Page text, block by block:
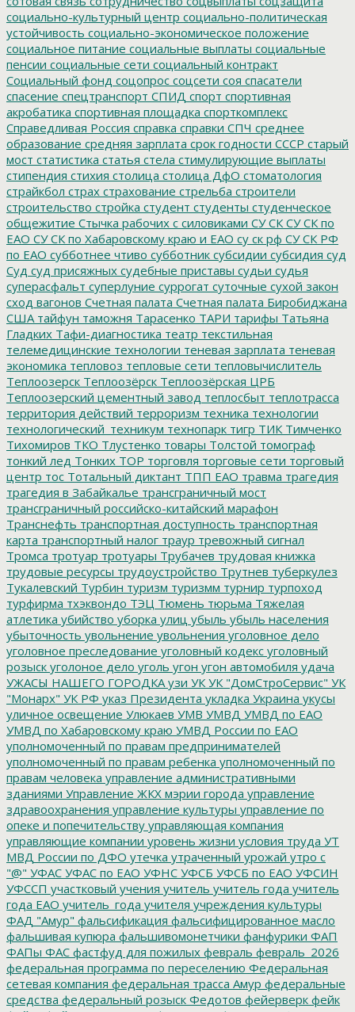
социально-культурный центр социально-политическая
устойчивость социально-экономическое положение
социальное питание социальные выплаты социальные
пенсии социальные сети социальный контракт
Социальный фонд соцопрос соцсети соя спасатели
спасение спецтранспорт СПИД спорт спортивная
акробатика спортивная площадка спорткомплекс
Справедливая Россия справка справки СПЧ среднее
образование средняя зарплата срок годности СССР старый
мост статистика статья стела стимулирующие выплаты
стипендия стихия столица столица ДфО стоматология
страйкбол страх страхование стрельба строители
строительство стройка студент студенты студенческое
общежитие Стычка рабочих с силовиками СУ СК СУ СК по
ЕАО СУ СК по Хабаровскому краю и ЕАО су ск рф СУ СК РФ
по ЕАО субботнее чтиво субботник субсидии субсидия суд
Суд суд присяжных судебные приставы судьи судья
суперасфальт суперлуние суррогат суточные сухой закон
сход вагонов Счетная палата Счетная палата Биробиджана
США тайфун таможня Тарасенко ТАРИ тарифы Татьяна
Гладких Тафи-диагностика театр текстильная
телемедицинские технологии теневая зарплата теневая
экономика тепловоз тепловые сети тепловычислитель
Теплоозерск Теплоозёрск Теплоозёрская ЦРБ
Теплоозерский цементный завод теплосбыт теплотрасса
территория действий терроризм техника технологии
технологический_техникум технопарк тигр ТИК Тимченко
Тихомиров ТКО Тлустенко товары Толстой томограф
тонкий лед Тонких ТОР торговля торговые сети торговый
центр тос Тотальный диктант ТПП ЕАО травма трагедия
трагедия в Забайкалье трансграничный мост
трансграничный российско-китайский марафон
Транснефть транспортная доступность транспортная
карта транспортный налог траур тревожный сигнал
Тромса тротуар тротуары Трубачев трудовая книжка
трудовые ресурсы трудоустройство Трутнев туберкулез
Тукалевский Турбин туризм туризмм турнир турпоход
турфирма тхэквондо ТЭЦ Тюмень тюрьма Тяжелая
атлетика убийство уборка улиц убыль убыль населения
убыточность увольнение увольнения уголовное дело
уголовное преследование уголовный кодекс уголовный
розыск уголоное дело уголь угон угон автомобиля удача
УЖАСЫ НАШЕГО ГОРОДКА узи УК УК "ДомСтроСервис" УК
"Монарх" УК РФ указ Президента укладка Украина укусы
уличное освещение Улюкаев УМВ УМВД УМВД по ЕАО
УМВД по Хабаровскому краю УМВД России по ЕАО
уполномоченный по правам предпринимателей
уполномоченный по правам ребенка уполномоченный по
правам человека управление административными
зданиями Управление ЖКХ мэрии города управление
здравоохранения управление культуры управление по
опеке и попечительству управляющая компания
управляющие компании уровень жизни условия труда УТ
МВД России по ДФО утечка утраченный урожай утро с
"@" УФАС УФАС по ЕАО УФНС УФСБ УФСБ по ЕАО УФСИН
УФССП участковый учения учитель учитель года учитель
года ЕАО учитель_года учителя учреждения культуры
ФАД "Амур" фальсификация фальсифицированное масло
фальшивая купюра фальшивомонетчики фанфурики ФАП
ФАПы ФАС фастфуд для пожилых февраль февраль_2026
федеральная программа по переселению Федеральная
сетевая компания федеральная трасса Амур федеральные
средства федеральный розыск Федотов фейерверк фейк